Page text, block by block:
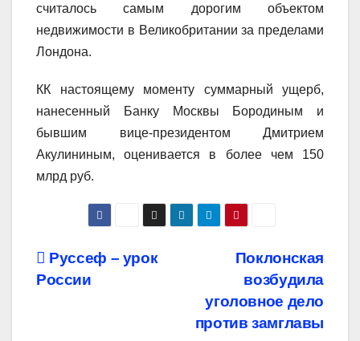
считалось самым дорогим объектом
недвижимости в Великобритании за пределами
Лондона.
КК настоящему моменту суммарный ущерб,
нанесенный Банку Москвы Бородиным и
бывшим вице-президентом Дмитрием
Акулининым, оценивается в более чем 150
млрд руб.
Навигация
Поклонская
возбудила
уголовное дело
против замглавы
Руссеф – урок
России